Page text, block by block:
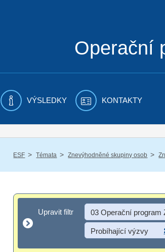
Operační
VÝSLEDKY KONTAKTY
ESF / Témata / Znevýhodněné skupiny osob /
Upravit filtr
Upravit filtr 03 Operační program
Probíhající výzvy